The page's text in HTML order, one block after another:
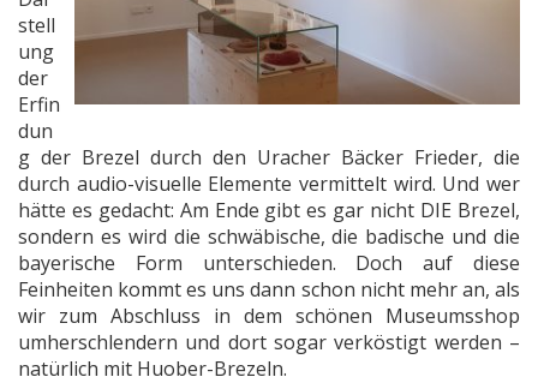
stell
ung
der
Erfin
dun
g der Brezel durch den Uracher Bäcker Frieder, die
durch audio-visuelle Elemente vermittelt wird. Und wer
hätte es gedacht: Am Ende gibt es gar nicht DIE Brezel,
sondern es wird die schwäbische, die badische und die
bayerische Form unterschieden. Doch auf diese
Feinheiten kommt es uns dann schon nicht mehr an, als
wir zum Abschluss in dem schönen Museumsshop
umherschlendern und dort sogar verköstigt werden –
natürlich mit Huober-Brezeln.